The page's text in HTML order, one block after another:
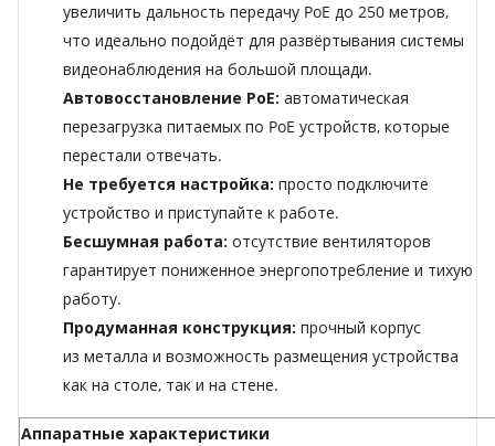
увеличить дальность передачу PoE до 250 метров,
что идеально подойдёт для развёртывания системы
видеонаблюдения на большой площади.
Автовосстановление PoE: автоматическая
перезагрузка питаемых по PoE устройств, которые
перестали отвечать.
Не требуется настройка: просто подключите
устройство и приступайте к работе.
Бесшумная работа: отсутствие вентиляторов
гарантирует пониженное энергопотребление и тихую
работу.
Продуманная конструкция: прочный корпус
из металла и возможность размещения устройства
как на столе, так и на стене.
Аппаратные характеристики